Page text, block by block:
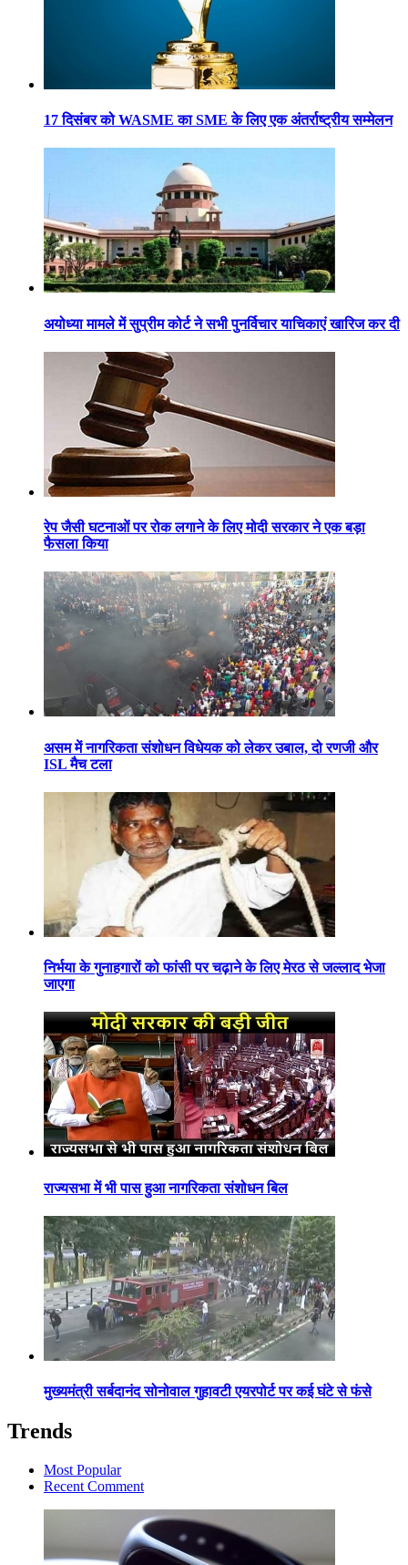
17 दिसंबर को WASME का SME के लिए एक अंतर्राष्ट्रीय सम्मेलन
अयोध्या मामले में सुप्रीम कोर्ट ने सभी पुनर्विचार याचिकाएं खारिज कर दी
रेप जैसी घटनाओं पर रोक लगाने के लिए मोदी सरकार ने एक बड़ा
फैसला किया
असम में नागरिकता संशोधन विधेयक को लेकर उबाल, दो रणजी और
ISL मैच टला
निर्भया के गुनाहगारों को फांसी पर चढ़ाने के लिए मेरठ से जल्लाद भेजा
जाएगा
राज्यसभा में भी पास हुआ नागरिकता संशोधन बिल
मुख्यमंत्री सर्बदानंद सोनोवाल गुहावटी एयरपोर्ट पर कई घंटे से फंसे
Trends
Most Popular
Recent Comment